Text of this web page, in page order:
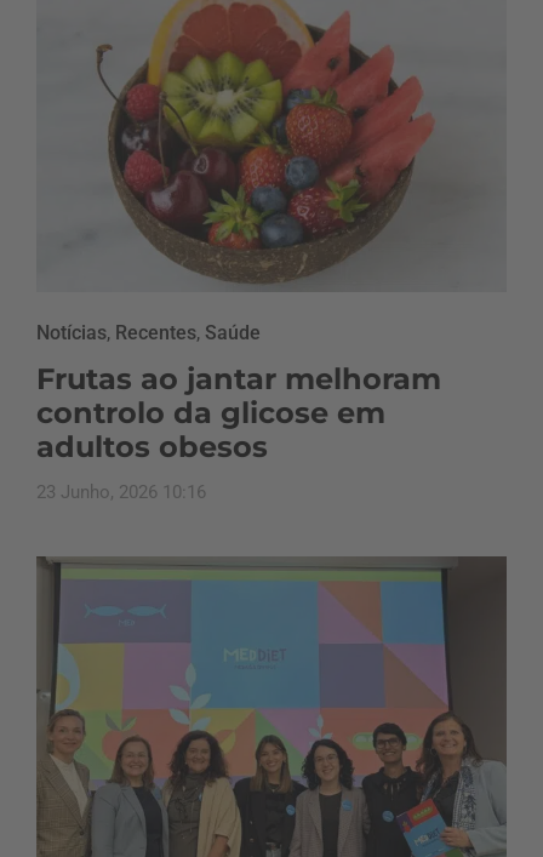
Notícias, Recentes, Saúde
Frutas ao jantar melhoram
controlo da glicose em
adultos obesos
23 Junho, 2026 10:16